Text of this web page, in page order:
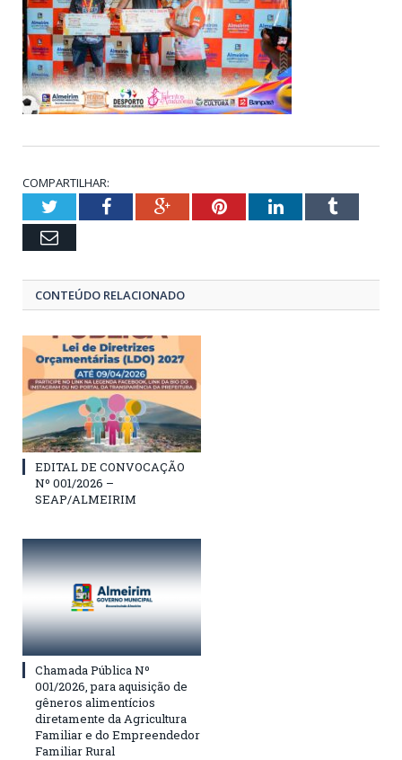
COMPARTILHAR:
TwitterFacebookGoogle+PinterestLinkedInTumblr
Email
CONTEÚDO RELACIONADO
EDITAL DE CONVOCAÇÃO
Nº 001/2026 –
SEAP/ALMEIRIM
Chamada Pública Nº
001/2026, para aquisição de
gêneros alimentícios
diretamente da Agricultura
Familiar e do Empreendedor
Familiar Rural